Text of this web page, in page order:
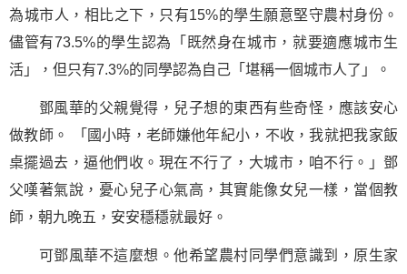
為城市人，相比之下，只有15%的學生願意堅守農村身份。
儘管有73.5%的學生認為「既然身在城市，就要適應城市生
活」，但只有7.3%的同學認為自己「堪稱一個城市人了」。
鄧風華的父親覺得，兒子想的東西有些奇怪，應該安心
做教師。 「國小時，老師嫌他年紀小，不收，我就把我家飯
桌擺過去，逼他們收。現在不行了，大城市，咱不行。」鄧
父嘆著氣說，憂心兒子心氣高，其實能像女兒一樣，當個教
師，朝九晚五，安安穩穩就最好。
可鄧風華不這麼想。他希望農村同學們意識到，原生家